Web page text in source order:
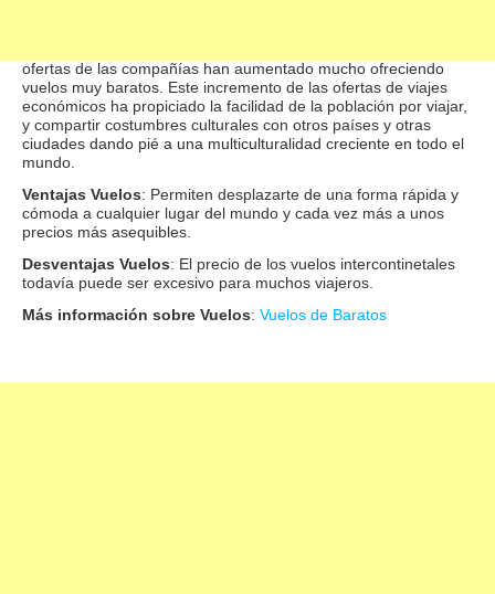
ofertas de las compañías han aumentado mucho ofreciendo
vuelos muy baratos. Este incremento de las ofertas de viajes
económicos ha propiciado la facilidad de la población por viajar,
y compartir costumbres culturales con otros países y otras
ciudades dando pié a una multiculturalidad creciente en todo el
mundo.
Ventajas Vuelos: Permiten desplazarte de una forma rápida y
cómoda a cualquier lugar del mundo y cada vez más a unos
precios más asequibles.
Desventajas Vuelos: El precio de los vuelos intercontinetales
todavía puede ser excesivo para muchos viajeros.
Más información sobre Vuelos: Vuelos de Baratos